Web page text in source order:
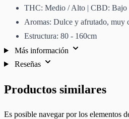
THC: Medio / Alto | CBD: Bajo
Aromas: Dulce y afrutado, muy
Estructura: 80 - 160cm
Más información
Reseñas
Productos similares
Es posible navegar por los elementos